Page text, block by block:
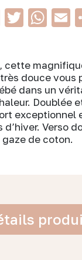
cette
douce vous
dans un
Doublée
exceptionnel
Verso
gaze de coton.